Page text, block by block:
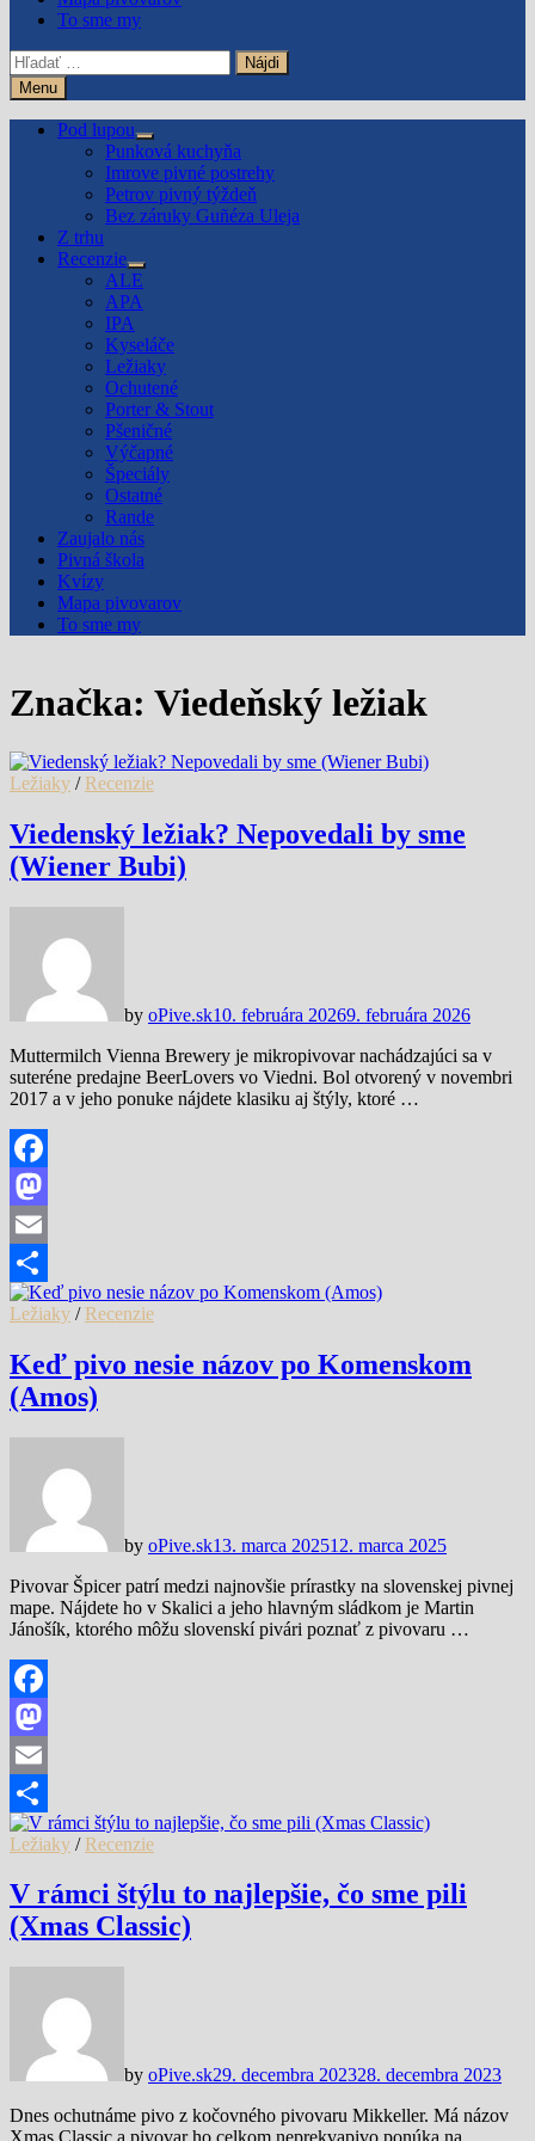
To sme my
Hľadať:
Menu
Pod lupou
Show
sub
menu
Punková kuchyňa
Imrove pivné postrehy
Petrov pivný týždeň
Bez záruky Guñéza Uleja
Z trhu
Recenzie
Show
sub
menu
ALE
APA
IPA
Kyseláče
Ležiaky
Ochutené
Porter & Stout
Pšeničné
Výčapné
Špeciály
Ostatné
Rande
Zaujalo nás
Pivná škola
Kvízy
Mapa pivovarov
To sme my
Značka: Viedeňský ležiak
Ležiaky / Recenzie
Viedenský ležiak? Nepovedali by sme
(Wiener Bubi)
by oPive.sk10. februára 20269. februára 2026
Muttermilch Vienna Brewery je mikropivovar nachádzajúci sa v
suteréne predajne BeerLovers vo Viedni. Bol otvorený v novembri
2017 a v jeho ponuke nájdete klasiku aj štýly, ktoré …
Facebook
Mastodon
Email
Share
Ležiaky / Recenzie
Keď pivo nesie názov po Komenskom
(Amos)
by oPive.sk13. marca 202512. marca 2025
Pivovar Špicer patrí medzi najnovšie prírastky na slovenskej pivnej
mape. Nájdete ho v Skalici a jeho hlavným sládkom je Martin
Jánošík, ktorého môžu slovenskí pivári poznať z pivovaru …
Facebook
Mastodon
Email
Share
Ležiaky / Recenzie
V rámci štýlu to najlepšie, čo sme pili
(Xmas Classic)
by oPive.sk29. decembra 202328. decembra 2023
Dnes ochutnáme pivo z kočovného pivovaru Mikkeller. Má názov